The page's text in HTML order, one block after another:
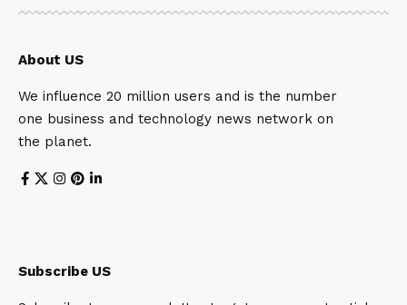
About US
We influence 20 million users and is the number
one business and technology news network on
the planet.
Subscribe US